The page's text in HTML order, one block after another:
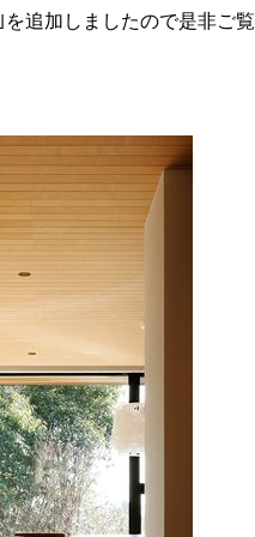
｣を追加しましたので是非ご覧